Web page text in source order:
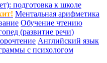
подготовка к школе
Ментальная арифметика
Обучение чтению
(развитие речи)
Английский язык
с психологом